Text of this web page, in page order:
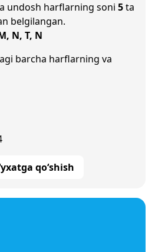
undosh harflarning soni 5ta
belgilangan.
N, T, N
barcha harflarning va
qo‘shish